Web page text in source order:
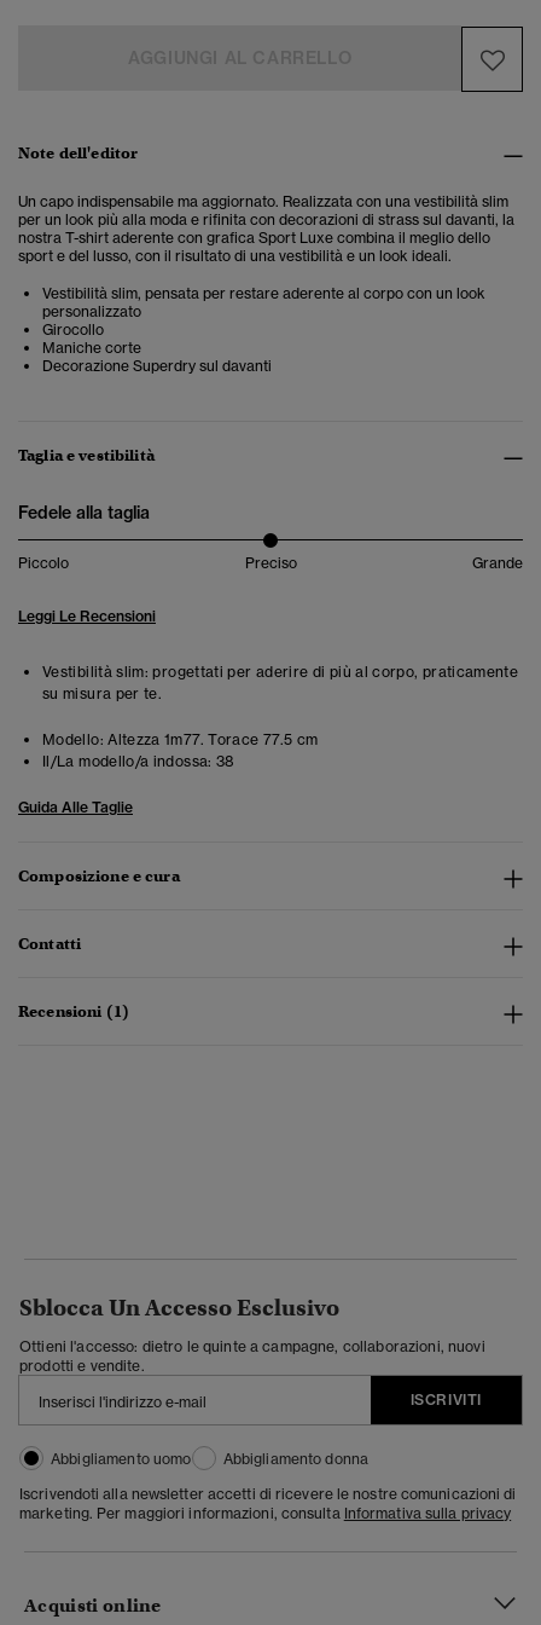
Note dell'editor
Un capo indispensabile ma aggiornato. Realizzata con una vestibilità slim
per un look più alla moda e rifinita con decorazioni di strass sul davanti, la
nostra T-shirt aderente con grafica Sport Luxe combina il meglio dello
sport e del lusso, con il risultato di una vestibilità e un look ideali.
Vestibilità slim, pensata per restare aderente al corpo con un look
personalizzato
Girocollo
Maniche corte
Decorazione Superdry sul davanti
Taglia e vestibilità
Fedele alla taglia
Piccolo Preciso Grande
Leggi Le Recensioni
Vestibilità slim: progettati per aderire di più al corpo, praticamente
su misura per te.
Modello: Altezza 1m77. Torace 77.5 cm
Il/La modello/a indossa: 38
Guida Alle Taglie
Composizione e cura
Contatti
Recensioni (1)
Sblocca Un Accesso Esclusivo
Ottieni l'accesso: dietro le quinte a campagne, collaborazioni, nuovi
prodotti e vendite.
ISCRIVITI
Abbigliamento uomo
Abbigliamento donna
Iscrivendoti alla newsletter accetti di ricevere le nostre comunicazioni di
marketing. Per maggiori informazioni, consulta Informativa sulla privacy
Acquisti online